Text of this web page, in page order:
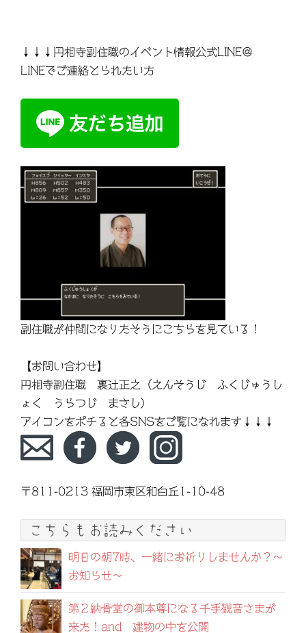
↓↓↓円相寺副住職のイベント情報公式LINE＠
LINEでご連絡とられたい方
副住職が仲間になりたそうにこちらを見ている！
【お問い合わせ】
円相寺副住職 裏辻正之（えんそうじ ふくじゅうし
ょく うらつじ まさし）
アイコンをポチると各SNSをご覧になれます↓↓↓
〒811-0213 福岡市東区和白丘1-10-48
こちらもお読みください
明日の朝7時、一緒にお祈りしませんか？〜
お知らせ〜
第２納骨堂の御本尊になる千手観音さまが
来た！and 建物の中を公開